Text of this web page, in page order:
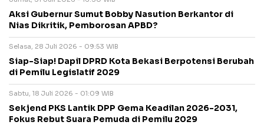
Aksi Gubernur Sumut Bobby Nasution Berkantor di
Nias Dikritik, Pemborosan APBD?
Selasa, 28 Juli 2026 - 09:53 WIB
Siap-Siap! Dapil DPRD Kota Bekasi Berpotensi Berubah
di Pemilu Legislatif 2029
Sabtu, 18 Juli 2026 - 01:09 WIB
Sekjend PKS Lantik DPP Gema Keadilan 2026-2031,
Fokus Rebut Suara Pemuda di Pemilu 2029